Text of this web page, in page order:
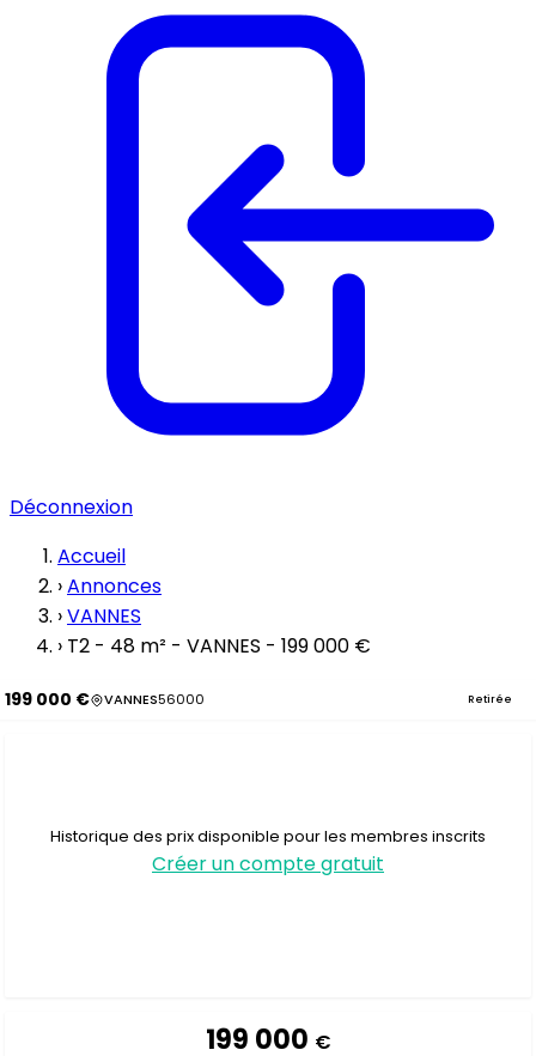
Déconnexion
Accueil
›Annonces
›VANNES
› T2 - 48 m² - VANNES - 199 000 €
199 000 € VANNES56000 Retirée
Historique des prix disponible pour les membres inscrits
Créer un compte gratuit
199 000 €